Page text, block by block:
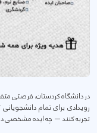
در دانشگاه کردستان، فرصتی
رویدادی برای تمام
تجربه کنند — چه ایده‌ مشخصی